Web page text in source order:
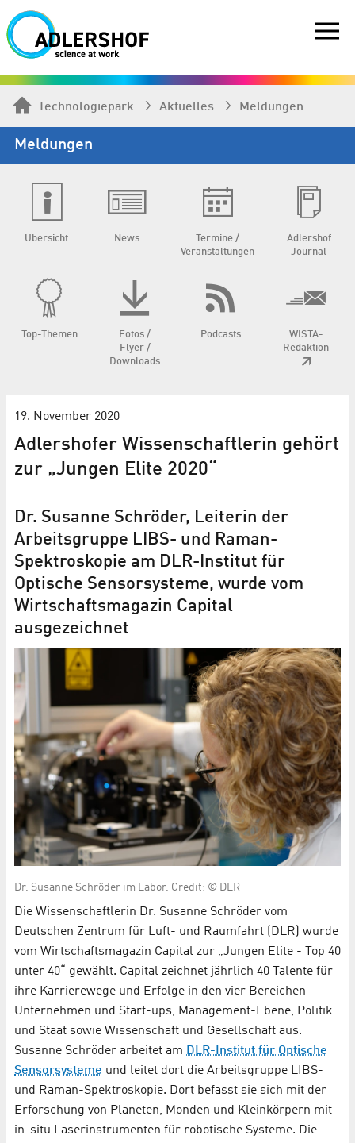
Technologiepark Aktuelles Meldungen
Meldungen
Übersicht News
Termine /
Veranstaltungen
Adlershof
Journal
Top-Themen
Fotos /
Flyer /
Downloads
Podcasts
WISTA-
Redaktion
19. November 2020
Adlershofer Wis­sen­schaft­le­rin ge­hört
zur „Jun­gen Eli­te 2020“
Dr. Susanne Schröder, Leiterin der
Arbeitsgruppe LIBS- und Raman-
Spektroskopie am DLR-Institut für
Optische Sensorsysteme, wurde vom
Wirtschaftsmagazin Capital
ausgezeichnet
Dr. Su­san­ne Schrö­der im La­bor. Credit: © DLR
Die Wissenschaftlerin Dr. Susanne Schröder vom
Deutschen Zentrum für Luft- und Raumfahrt (DLR) wurde
vom Wirtschaftsmagazin Capital zur „Jungen Elite - Top 40
unter 40“ gewählt. Capital zeichnet jährlich 40 Talente für
ihre Karrierewege und Erfolge in den vier Bereichen
Unternehmen und Start-ups, Management-Ebene, Politik
und Staat sowie Wissenschaft und Gesellschaft aus.
Susanne Schröder arbeitet am DLR-Institut für Optische
Sensorsysteme und leitet dort die Arbeitsgruppe LIBS-
und Raman-Spektroskopie. Dort befasst sie sich mit der
Erforschung von Planeten, Monden und Kleinkörpern mit
in-situ Laserinstrumenten für robotische Systeme. Die